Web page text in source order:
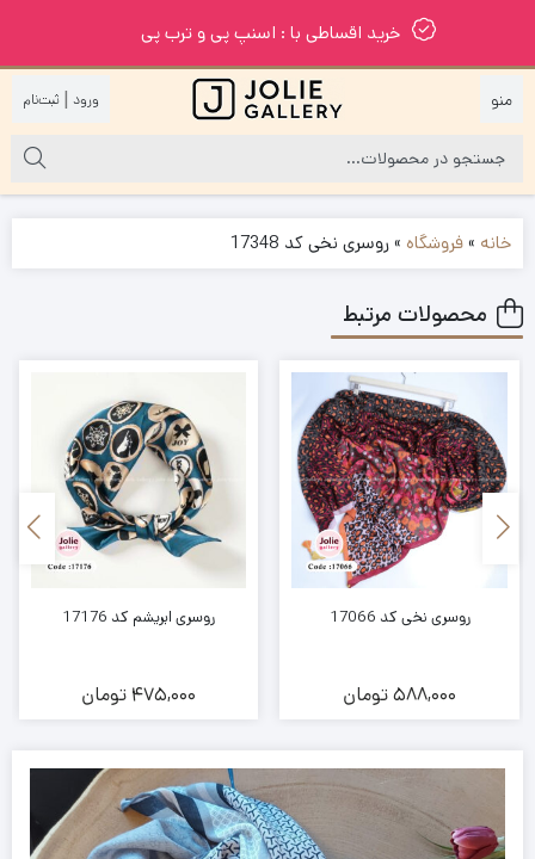
خرید اقساطی با : اسنپ پی و ترب پی
|
خانه »فروشگاه »روسری نخی کد 17348
محصولات مرتبط
روسری نخی کد 17066
588,000تومان
روسری ابریشم کد 17176
475,000 تومان